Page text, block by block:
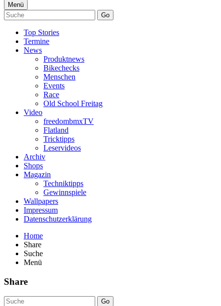
Menü
Go
Top Stories
Termine
News
Produktnews
Bikechecks
Menschen
Events
Race
Old School Freitag
Video
freedombmxTV
Flatland
Tricktipps
Leservideos
Archiv
Shops
Magazin
Techniktipps
Gewinnspiele
Wallpapers
Impressum
Datenschutzerklärung
Home
Share
Suche
Menü
Share
Go